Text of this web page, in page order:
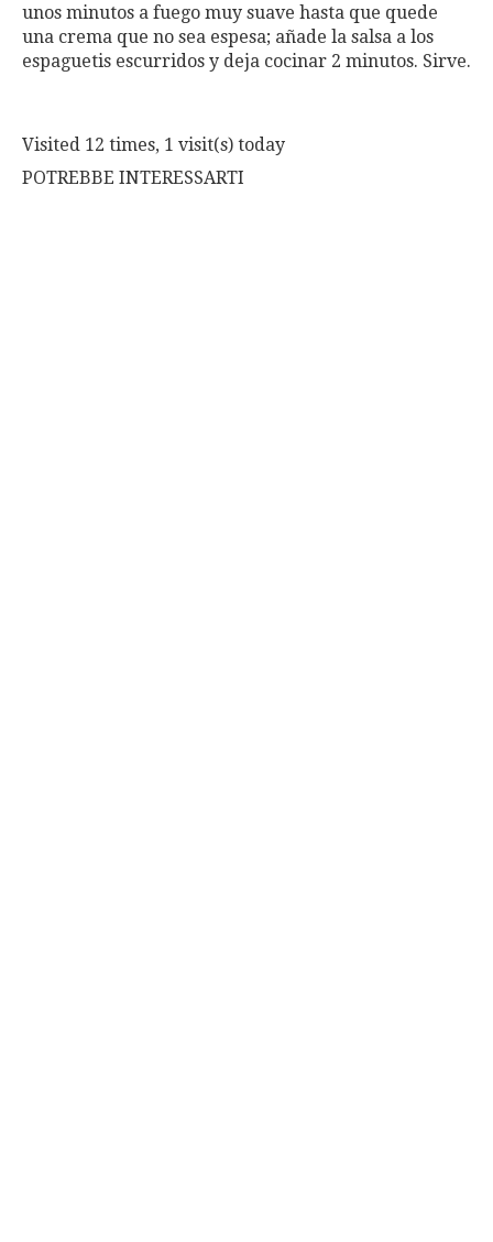
unos minutos a fuego muy suave hasta que quede
una crema que no sea espesa; añade la salsa a los
espaguetis escurridos y deja cocinar 2 minutos. Sirve.
Visited 12 times, 1 visit(s) today
POTREBBE INTERESSARTI